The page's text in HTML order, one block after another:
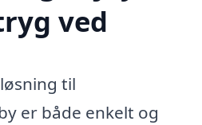
ved
til
er både enkelt og